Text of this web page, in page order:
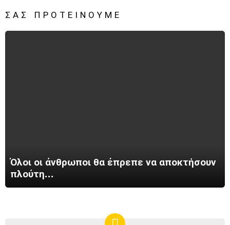
ΣΑΣ ΠΡΟΤΕΊΝΟΥΜΕ
Όλοι οι άνθρωποι θα έπρεπε να αποκτήσουν
πλούτη…